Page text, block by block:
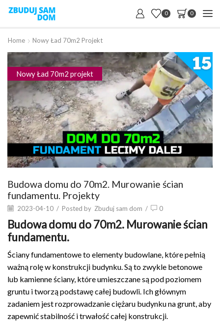
0 0
Home Nowy Ład 70m2 Projekt
Nowy Ład 70m2 projekt
Budowa domu do 70m2. Murowanie ścian
fundamentu. Projekty
2023-04-10 / Posted by Zbuduj sam dom / 0
Budowa domu do 70m2. Murowanie ścian
fundamentu.
Ściany fundamentowe to elementy budowlane, które pełnią
ważną rolę w konstrukcji budynku. Są to zwykle betonowe
lub kamienne ściany, które umieszczane są pod poziomem
gruntu i tworzą podstawę całej budowli. Ich głównym
zadaniem jest rozprowadzanie ciężaru budynku na grunt, aby
zapewnić stabilność i trwałość całej konstrukcji.